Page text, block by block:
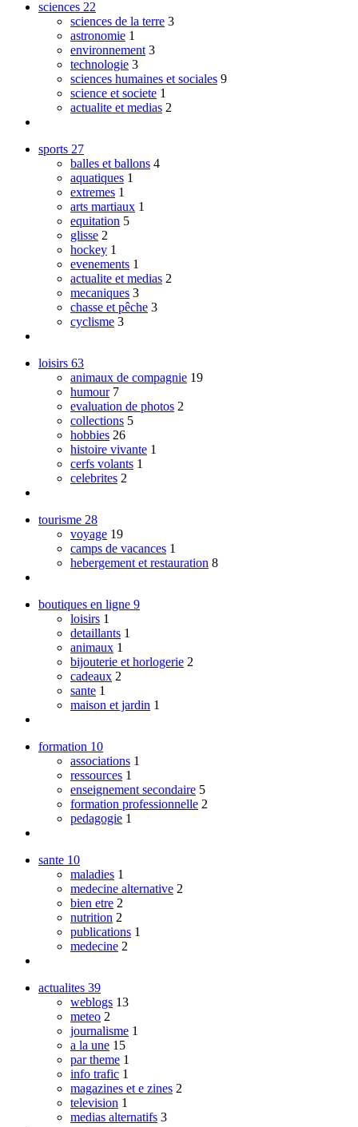
sciences 22
sciences de la terre 3
astronomie 1
environnement 3
technologie 3
sciences humaines et sociales 9
science et societe 1
actualite et medias 2
sports 27
balles et ballons 4
aquatiques 1
extremes 1
arts martiaux 1
equitation 5
glisse 2
hockey 1
evenements 1
actualite et medias 2
mecaniques 3
chasse et pêche 3
cyclisme 3
loisirs 63
animaux de compagnie 19
humour 7
evaluation de photos 2
collections 5
hobbies 26
histoire vivante 1
cerfs volants 1
celebrites 2
tourisme 28
voyage 19
camps de vacances 1
hebergement et restauration 8
boutiques en ligne 9
loisirs 1
detaillants 1
animaux 1
bijouterie et horlogerie 2
cadeaux 2
sante 1
maison et jardin 1
formation 10
associations 1
ressources 1
enseignement secondaire 5
formation professionnelle 2
pedagogie 1
sante 10
maladies 1
medecine alternative 2
bien etre 2
nutrition 2
publications 1
medecine 2
actualites 39
weblogs 13
meteo 2
journalisme 1
a la une 15
par theme 1
info trafic 1
magazines et e zines 2
television 1
medias alternatifs 3